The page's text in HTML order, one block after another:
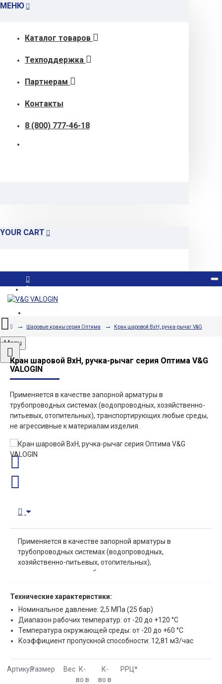
МЕНЮ
Каталог товаров
Техподдержка
Партнерам
Контакты
8 (800) 777-46-18
YOUR CART
Вход
Menu
Шаровые краны серия Оптима Кран шаровой ВxН, ручка-рычаг V&G
Кран шаровой ВxН, ручка-рычаг серия Оптима V&G
VALOGIN
Применяется в качестве запорной арматуры в
трубопроводных системах (водопроводных, хозяйственно-
питьевых, отопительных), транспортирующих любые среды,
не агрессивные к материалам изделия.
Применяется в качестве запорной арматуры в
трубопроводных системах (водопроводных,
хозяйственно-питьевых, отопительных),
транспортирующих любые среды, не агрессивные к
Технические характеристики:
Номинальное давление: 2,5 МПа (25 бар)
Диапазон рабочих температур: от -20 до +120 °С
Температура окружающей среды: от -20 до +60 °С
Коэффициент пропускной способности: 12,81 м3/час
АртикулРазмер Вес К-
во в
К-
во в
РРЦ*